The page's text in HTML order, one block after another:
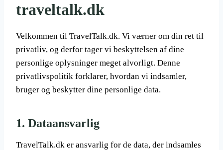
traveltalk.dk
Velkommen til TravelTalk.dk. Vi værner om din ret til
privatliv, og derfor tager vi beskyttelsen af dine
personlige oplysninger meget alvorligt. Denne
privatlivspolitik forklarer, hvordan vi indsamler,
bruger og beskytter dine personlige data.
1. Dataansvarlig
TravelTalk.dk er ansvarlig for de data, der indsamles